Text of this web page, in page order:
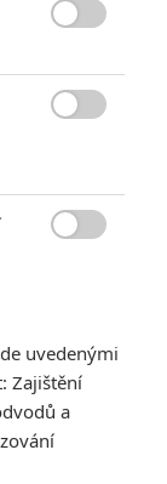
uvedenými
Zajištění
a